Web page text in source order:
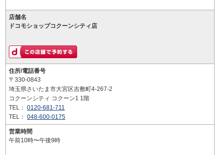
店舗名
ドコモショップコクーンシティ店
住所/電話番号
〒330-0843
埼玉県さいたま市大宮区吉敷町4-267-2
コクーンシティ コクーン1 1階
TEL： 0120-681-711
TEL： 048-600-0175
営業時間
午前10時〜午後9時